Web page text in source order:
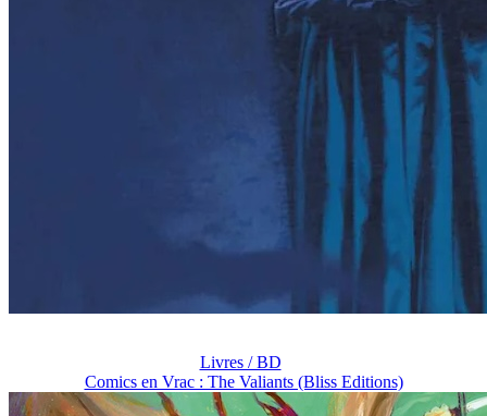
Livres / BD
Comics en Vrac : The Valiants (Bliss Editions)